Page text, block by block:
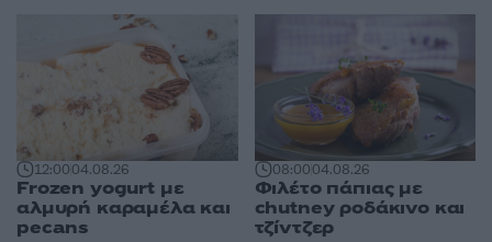
12:0004.08.26
Frozen yogurt με
αλμυρή καραμέλα και
pecans
08:0004.08.26
Φιλέτο πάπιας με
chutney ροδάκινο και
τζίντζερ